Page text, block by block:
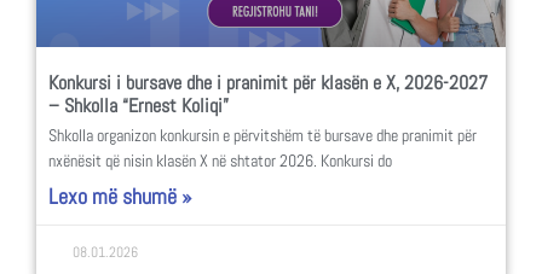
Konkursi i bursave dhe i pranimit për klasën e X, 2026-2027
– Shkolla “Ernest Koliqi”
Shkolla organizon konkursin e përvitshëm të bursave dhe pranimit për
nxënësit që nisin klasën X në shtator 2026. Konkursi do
Lexo më shumë »
08.01.2026